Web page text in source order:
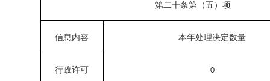
第二十条第（五）项
信息内容 本年处理决定数量
行政许可 0